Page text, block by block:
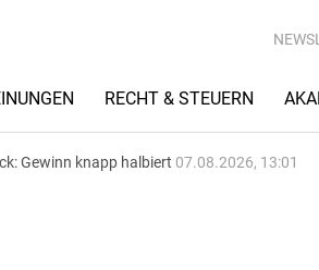
RECHT & STEUERN
Gewinn knapp halbiert 07.08.2026, 13:01